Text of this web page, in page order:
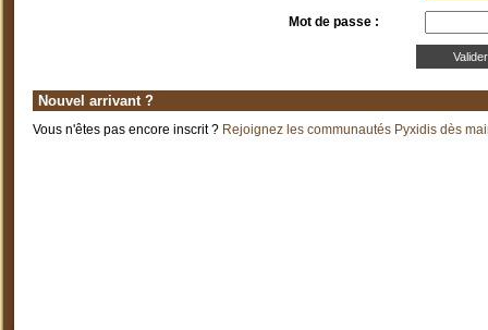
Mot de passe :
Nouvel arrivant ?
Vous n'êtes pas encore inscrit ? Rejoignez les communautés Pyxidis dès